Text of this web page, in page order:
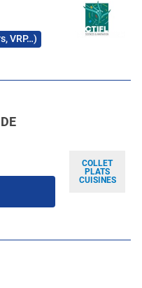
VRP…)
COLLET
PLATS
CUISINES